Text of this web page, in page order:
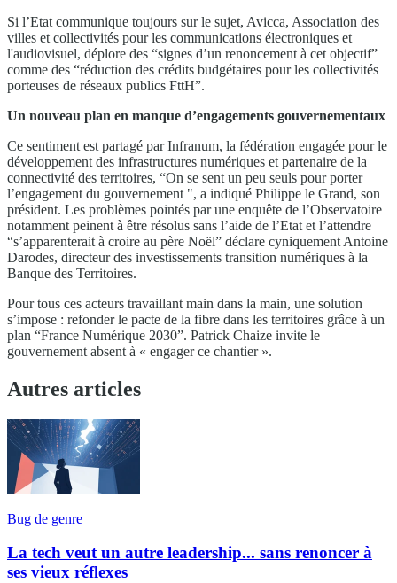
Si l’Etat communique toujours sur le sujet, Avicca, Association des
villes et collectivités pour les communications électroniques et
l'audiovisuel, déplore des “signes d’un renoncement à cet objectif”
comme des “réduction des crédits budgétaires pour les collectivités
porteuses de réseaux publics FttH”.
Un nouveau plan en manque d’engagements gouvernementaux
Ce sentiment est partagé par Infranum, la fédération engagée pour le
développement des infrastructures numériques et partenaire de la
connectivité des territoires, “On se sent un peu seuls pour porter
l’engagement du gouvernement ", a indiqué Philippe le Grand, son
président. Les problèmes pointés par une enquête de l’Observatoire
notamment peinent à être résolus sans l’aide de l’Etat et l’attendre
“s’apparenterait à croire au père Noël” déclare cyniquement Antoine
Darodes, directeur des investissements transition numériques à la
Banque des Territoires.
Pour tous ces acteurs travaillant main dans la main, une solution
s’impose : refonder le pacte de la fibre dans les territoires grâce à un
plan “France Numérique 2030”. Patrick Chaize invite le
gouvernement absent à « engager ce chantier ».
Autres articles
Bug de genre
La tech veut un autre leadership... sans renoncer à
ses vieux réflexes